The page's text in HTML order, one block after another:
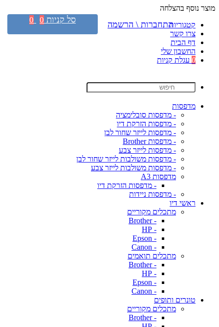
מוצר נוסף בהצלחה
קטגוריות
צרו קשר
דף הבית
החשבון שלי
0 עגלת קניות
מדפסות
- מדפסות סובלימציה
- מדפסות הזרקת דיו
- מדפסות לייזר שחור לבן
- מדפסות Brother
- מדפסות לייזר צבע
- מדפסות משולבות לייזר שחור לבן
- מדפסות משולבות לייזר צבע
מדפסות A3
- מדפסות הזרקת דיו
- מדפסות ניידות
ראשי דיו
מתכלים מקוריים
- Brother
- HP
- Epson
- Canon
מתכלים תואמים
- Brother
- HP
- Epson
- Canon
טונרים ותופים
מתכלים מקוריים
- Brother
התחברות \ הרשמה סל קניות 0
0